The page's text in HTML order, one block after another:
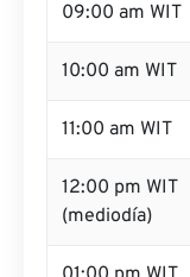
09:00 am WIT
10:00 am WIT
11:00 am WIT
12:00 pm WIT
(mediodía)